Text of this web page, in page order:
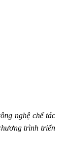
nghệ chế tác
trình triển